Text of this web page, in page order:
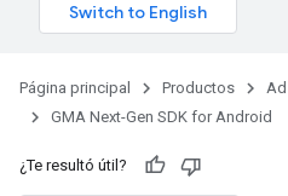
Página principal Productos
GMA Next-Gen SDK for Android
¿Te resultó útil?